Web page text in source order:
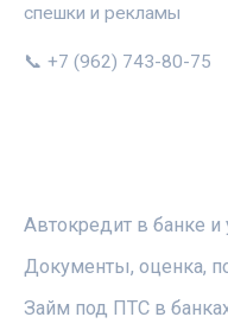
спешки и рекламы
📞 +7 (962) 743-80-75
Автокредит в банке и
Документы, оценка,
Займ под ПТС в